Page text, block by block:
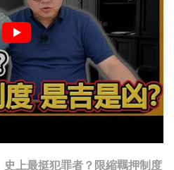
上最挺犯罪者？限縮羈押制度